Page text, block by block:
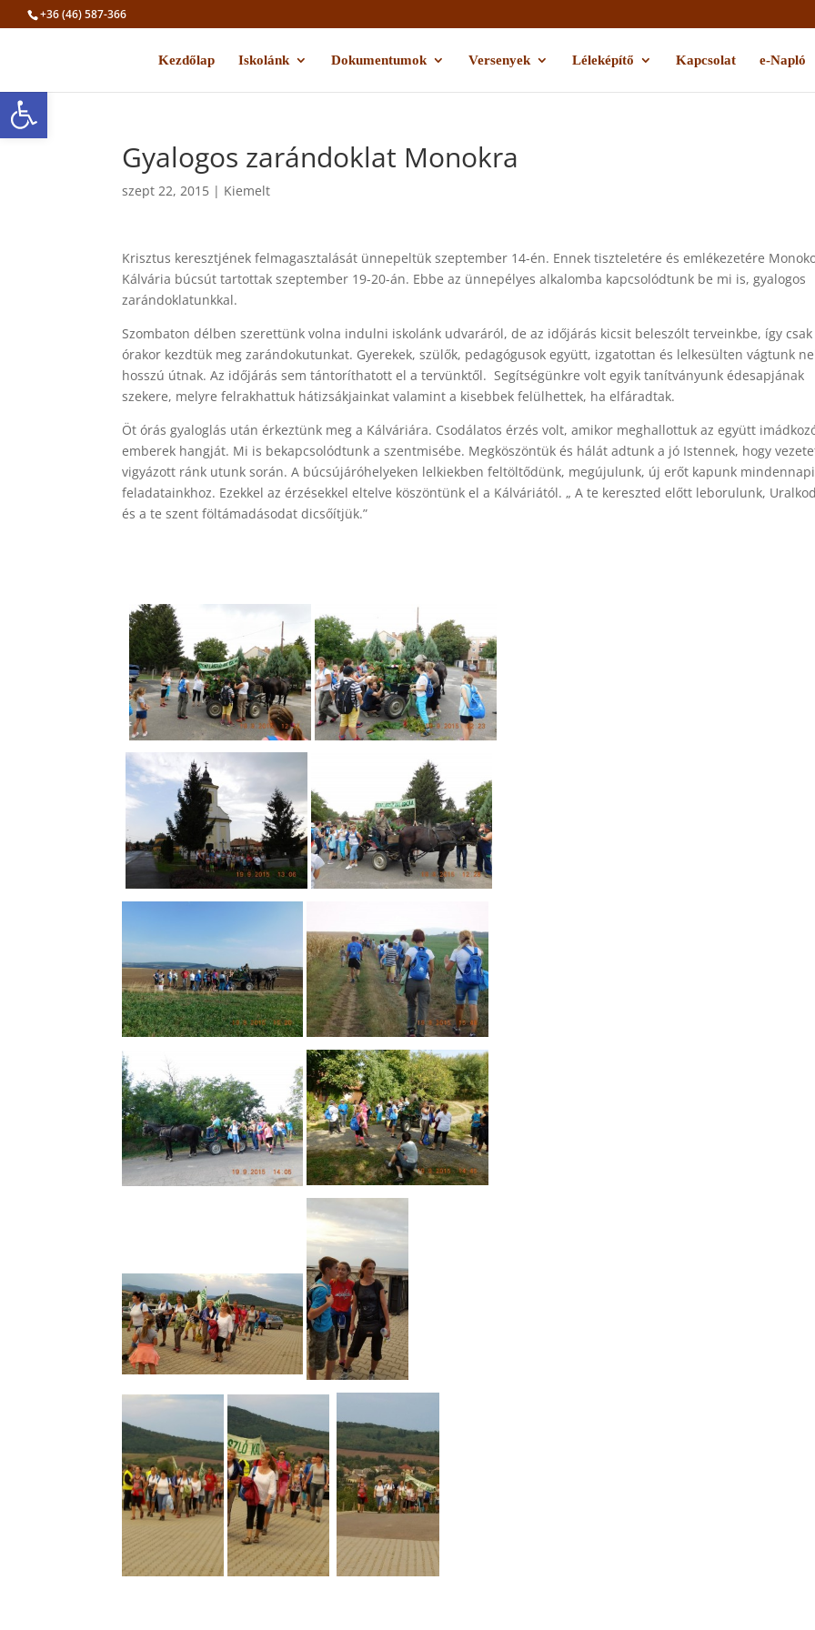
Eszköztár megnyitása
+36 (46) 587-366
Kezdőlap Iskolánk Dokumentumok Versenyek Léleképítő Kapcsolat e-Napló
Gyalogos zarándoklat Monokra
szept 22, 2015 | Kiemelt
Krisztus keresztjének felmagasztalását ünnepeltük szeptember 14-én. Ennek tiszteletére és emlékezetére
Kálvária búcsút tartottak szeptember 19-20-án. Ebbe az ünnepélyes alkalomba kapcsolódtunk be mi is, gyalogos
zarándoklatunkkal.
Szombaton délben szerettünk volna indulni iskolánk udvaráról, de az időjárás kicsit beleszólt terveinkbe, így csak
órakor kezdtük meg zarándokutunkat. Gyerekek, szülők, pedagógusok együtt, izgatottan és lelkesülten vágtunk
hosszú útnak. Az időjárás sem tántoríthatott el a tervünktől. Segítségünkre volt egyik tanítványunk édesapjának
szekere, melyre felrakhattuk hátizsákjainkat valamint a kisebbek felülhettek, ha elfáradtak.
Öt órás gyaloglás után érkeztünk meg a Kálváriára. Csodálatos érzés volt, amikor meghallottuk az együtt
emberek hangját. Mi is bekapcsolódtunk a szentmisébe. Megköszöntük és hálát adtunk a jó Istennek, hogy
vigyázott ránk utunk során. A búcsújáróhelyeken lelkiekben feltöltődünk, megújulunk, új erőt kapunk mindennapi
feladatainkhoz. Ezekkel az érzésekkel eltelve köszöntünk el a Kálváriától. „ A te kereszted előtt leborulunk,
és a te szent föltámadásodat dicsőítjük.”